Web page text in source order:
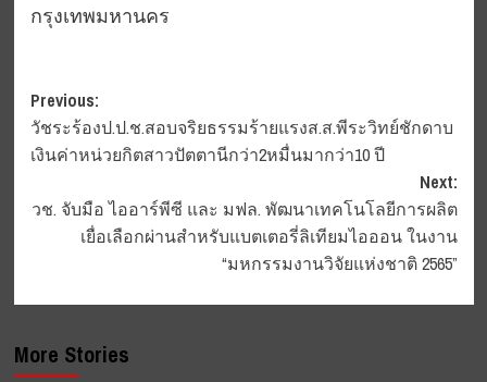
กรุงเทพมหานคร
Post
navigation
Previous:
วัชระร้องป.ป.ช.สอบจริยธรรมร้ายแรงส.ส.พีระวิทย์ชักดาบ
เงินค่าหน่วยกิตสาวปัตตานีกว่า2หมื่นมากว่า10 ปี
Next:
วช. จับมือ ไออาร์พีซี และ มฟล. พัฒนาเทคโนโลยีการผลิต
เยื่อเลือกผ่านสำหรับแบตเตอรี่ลิเทียมไอออน ในงาน
“มหกรรมงานวิจัยแห่งชาติ 2565”
More Stories